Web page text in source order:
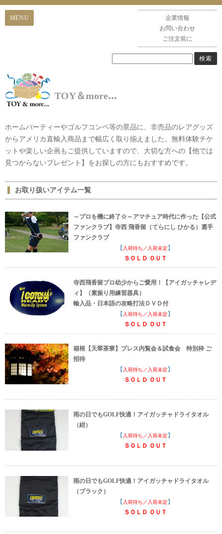
企業情報
お問い合わせ
ご注文前に
TOY＆more...
ホームパーティーやゴルフコンペ等の景品に、非売品のレアグッズ
からアメリカ直輸入商品まで幅広く取り揃えました。無料体験チケ
ットや楽しい企画もご提供していますので、大切な方への【他では
見つからないプレゼント】をお探しの方にもおすすめです。
お取り扱いアイテム一覧
～プロを機に終了☆～アマチュア時代に作った【公式
ファンクラブ】寺西 飛香留（てらにし ひかる）選手
ファンクラブ
【 入荷待ち／入荷未定 】
ＳＯＬＤ ＯＵＴ
寺西飛香留プロ幼少からご愛用！【アイガッチャレデ
ィ】（素振り用練習器具）
輸入品・日本語の攻略打法ＤＶＤ付
【 入荷待ち／入荷未定 】
ＳＯＬＤ ＯＵＴ
箱根【天翠茶寮】プレス内覧会＆試食会 特別枠 ご
招待
【 入荷待ち／入荷未定 】
ＳＯＬＤ ＯＵＴ
雨の日でもGOLF快適！アイガッチャドライタオル
（紺）
【 入荷待ち／入荷未定 】
ＳＯＬＤ ＯＵＴ
雨の日でもGOLF快適！アイガッチャドライタオル
（ブラック）
【 入荷待ち／入荷未定】
ＳＯＬＤ ＯＵＴ